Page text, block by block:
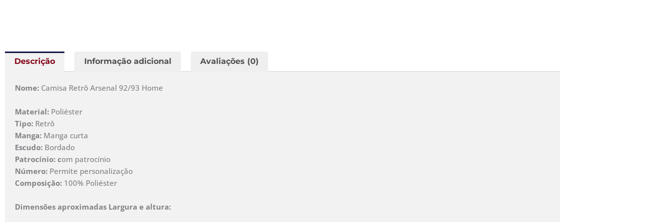
Descrição Informação adicional Avaliações (0)
Nome: Camisa Retrô Arsenal 92/93 Home
Material: Poliéster
Tipo: Retrô
Manga: Manga curta
Escudo: Bordado
Patrocínio: com patrocínio
Número: Permite personalização
Composição: 100% Poliéster
Dimensões aproximadas Largura e altura: